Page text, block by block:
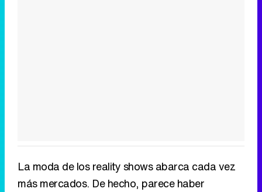
La moda de los reality shows abarca cada vez
más mercados. De hecho, parece haber